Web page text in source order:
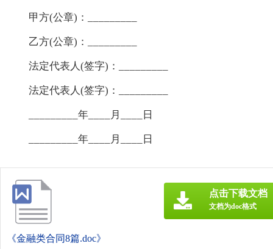
甲方(公章)：_________
乙方(公章)：_________
法定代表人(签字)：_________
法定代表人(签字)：_________
_________年____月____日
_________年____月____日
《金融类合同8篇.doc》
点击下载文档
文档为doc格式